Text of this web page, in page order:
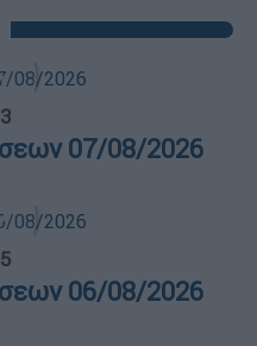
07/08/2026
06/08/2026